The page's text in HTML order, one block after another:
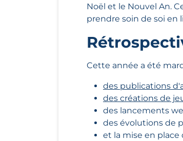
Noël et le Nouvel An.
prendre soin de soi en
Cette année a été
des publications
des créations de
des lancements
des évolutions de
et la mise en